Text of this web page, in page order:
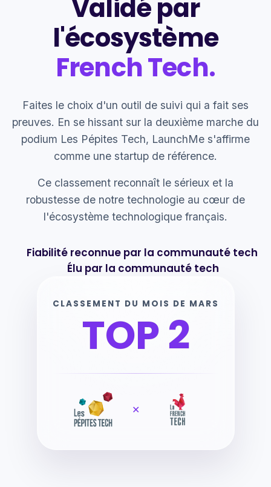
Validé par
l'écosystème
French Tech.
Faites le choix d'un outil de suivi qui a fait ses
preuves. En se hissant sur la deuxième marche du
podium Les Pépites Tech, LaunchMe s'affirme
comme une startup de référence.
Ce classement reconnaît le sérieux et la
robustesse de notre technologie au cœur de
l'écosystème technologique français.
Fiabilité reconnue par la communauté tech
Élu par la communauté tech
CLASSEMENT DU MOIS DE MARS
TOP 2
✕